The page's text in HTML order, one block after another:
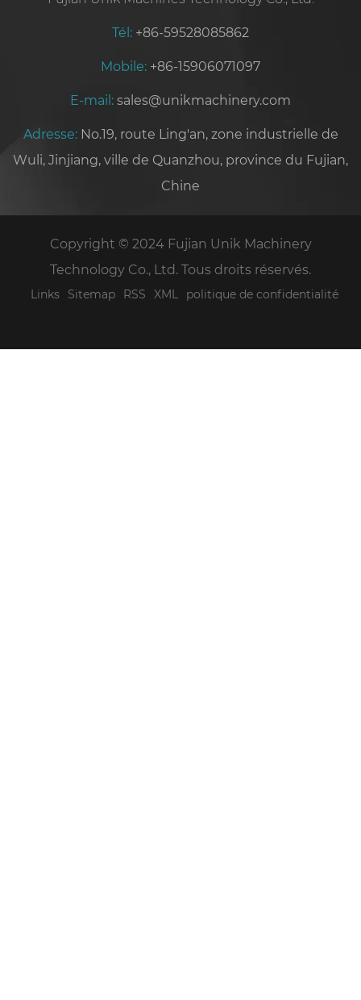
Tél: +86-59528085862
Mobile: +86-15906071097
E-mail: sales@unikmachinery.com
Adresse: No.19, route Ling'an, zone industrielle de
Wuli, Jinjiang, ville de Quanzhou, province du Fujian,
Chine
Copyright © 2024 Fujian Unik Machinery
Technology Co., Ltd. Tous droits réservés.
Links Sitemap RSS XML politique de confidentialité